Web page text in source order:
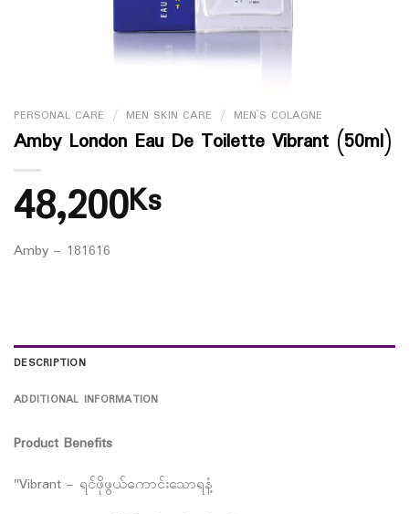
PERSONAL CARE / MEN SKIN CARE / MEN`S COLAGNE
Amby London Eau De Toilette Vibrant (50ml)
48,200Ks
Amby – 181616
DESCRIPTION
ADDITIONAL INFORMATION
Product Benefits
"Vibrant – ရင်ဖိုဖွယ်ကောင်းသောရနံ့